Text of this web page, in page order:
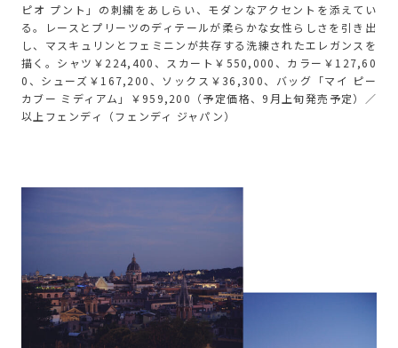
ピオ プント」の刺繍をあしらい、モダンなアクセントを添えてい
る。レースとプリーツのディテールが柔らかな女性らしさを引き出
し、マスキュリンとフェミニンが共存する洗練されたエレガンスを
描く。シャツ￥224,400、スカート￥550,000、カラー￥127,60
0、シューズ￥167,200、ソックス￥36,300、バッグ「マイ ピー
カブー ミディアム」￥959,200（予定価格、9月上旬発売予定）／
以上フェンディ（フェンディ ジャパン）